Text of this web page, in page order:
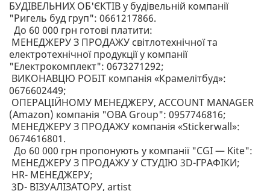
БУДІВЕЛЬНИХ ОБ'ЄКТІВ у будівельній компанії
"Ригель буд груп": 0661217866.
До 60 000 грн готові платити:
МЕНЕДЖЕРУ З ПРОДАЖУ світлотехнічної та
електротехнічної продукції у компанії
"Електрокомплект": 0673271292;
ВИКОНАВЦЮ РОБІТ компанія «Крамелітбуд»:
0676602449;
ОПЕРАЦІЙНОМУ МЕНЕДЖЕРУ, ACCOUNT MANAGER
(Amazon) компанія "ОВА Group": 0957746816;
МЕНЕДЖЕРУ З ПРОДАЖУ компанія «Stickerwall»:
0674616801.
До 60 000 грн пропонують у компанії "CGI — Kite":
МЕНЕДЖЕРУ З ПРОДАЖУ У СТУДІЮ 3D-ГРАФІКИ;
HR- МЕНЕДЖЕРУ;
3D- ВІЗУАЛІЗАТОРУ, artist